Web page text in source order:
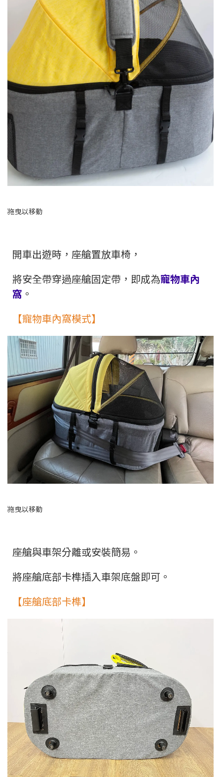
開車出遊時，座艙置放車椅，
將安全帶穿過座艙固定帶，即成為寵物車內
窩 。
【寵物車內窩模式】
座艙與車架分離或安裝簡易。
將座艙底部卡榫插入車架底盤即可。
【座艙底部卡榫】